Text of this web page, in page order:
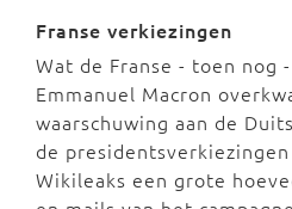
Franse verkiezingen
Wat de Franse - toen nog
Emmanuel Macron
waarschuwing aan de
de
Wikileaks een grote